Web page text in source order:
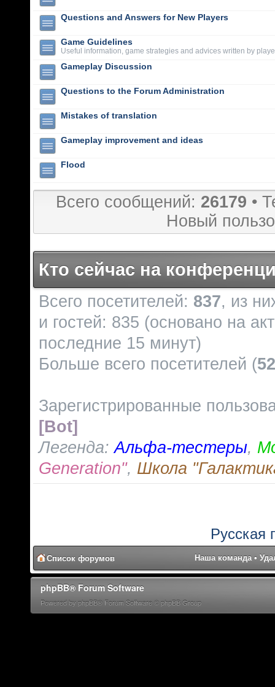
Questions and Answers for New Players
Game Guidelines
Useful information, game strategies and advices written by
Gameplay Discussion
Questions to the Forum Administration
Mistakes of translation
Gameplay improvement and ideas
Flood
Всего сообщений: 26179 •
Новый
Кто сейчас на
Всего посетителей: 837, из
и гостей: 835 (основано на
последние 15 минут)
Больше всего посетителей (
Зарегистрированные
[Bot]
Легенда:Альфа-тестеры,
Generation", Школа
Русская
Список форумов Наша команда•
phpBB® Forum Software
Powered by phpBB® Forum Software © phpBB Group